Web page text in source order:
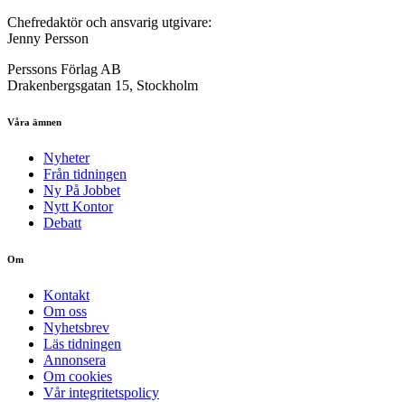
Chefredaktör och ansvarig utgivare:
Jenny Persson
Perssons Förlag AB
Drakenbergsgatan 15, Stockholm
Våra ämnen
Nyheter
Från tidningen
Ny På Jobbet
Nytt Kontor
Debatt
Om
Kontakt
Om oss
Nyhetsbrev
Läs tidningen
Annonsera
Om cookies
Vår integritetspolicy